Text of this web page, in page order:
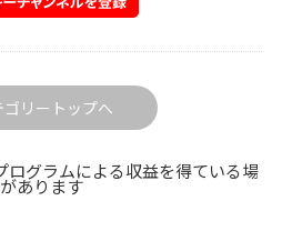
ゴリートップへ
ログラムによる収益を得ている場
あります